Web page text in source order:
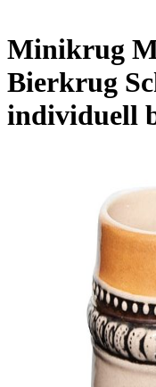
Minikrug
Bierkrug
individuell